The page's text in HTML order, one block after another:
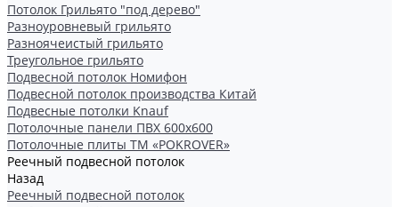
Потолок Грильято "под дерево"
Разноуровневый грильято
Разноячеистый грильято
Треугольное грильято
Подвесной потолок Номифон
Подвесной потолок производства Китай
Подвесные потолки Knauf
Потолочные панели ПВХ 600х600
Потолочные плиты ТМ «POKROVER»
Реечный подвесной потолок
Назад
Реечный подвесной потолок